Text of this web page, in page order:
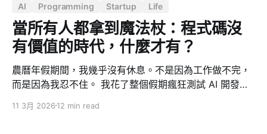
AI Programming Startup Life
當所有人都拿到魔法杖：程式碼沒
有價值的時代，什麼才有？
農曆年假期間，我幾乎沒有休息。不是因為工作做不完，
而是因為我忍不住。 我花了整個假期瘋狂測試 AI 開發工
世界開發者在幹什麼，研究了 Claude Code 的開源社群
11 3月 2026 12 min read